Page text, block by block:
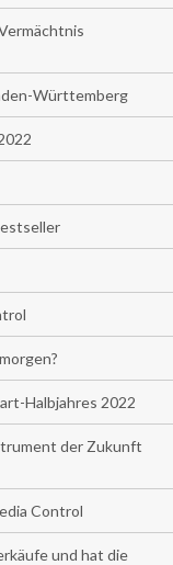
Württemberg
Halbjahres 2022
der Zukunft
Control
und hat die